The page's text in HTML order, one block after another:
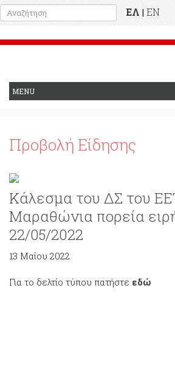
ΕΛ | EN
Προβολή Είδησης
Κάλεσμα του ΔΣ του
Μαραθώνια πορεία
22/05/2022
13 Μαΐου 2022
Για το δελτίο τύπου πατήστε εδώ